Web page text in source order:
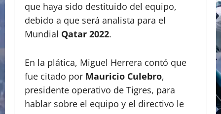
que haya sido destituido del equipo,
debido a que será analista para el
Mundial Qatar 2022.
En la plática, Miguel Herrera contó que
fue citado por Mauricio Culebro,
presidente operativo de Tigres, para
hablar sobre el equipo y el directivo le